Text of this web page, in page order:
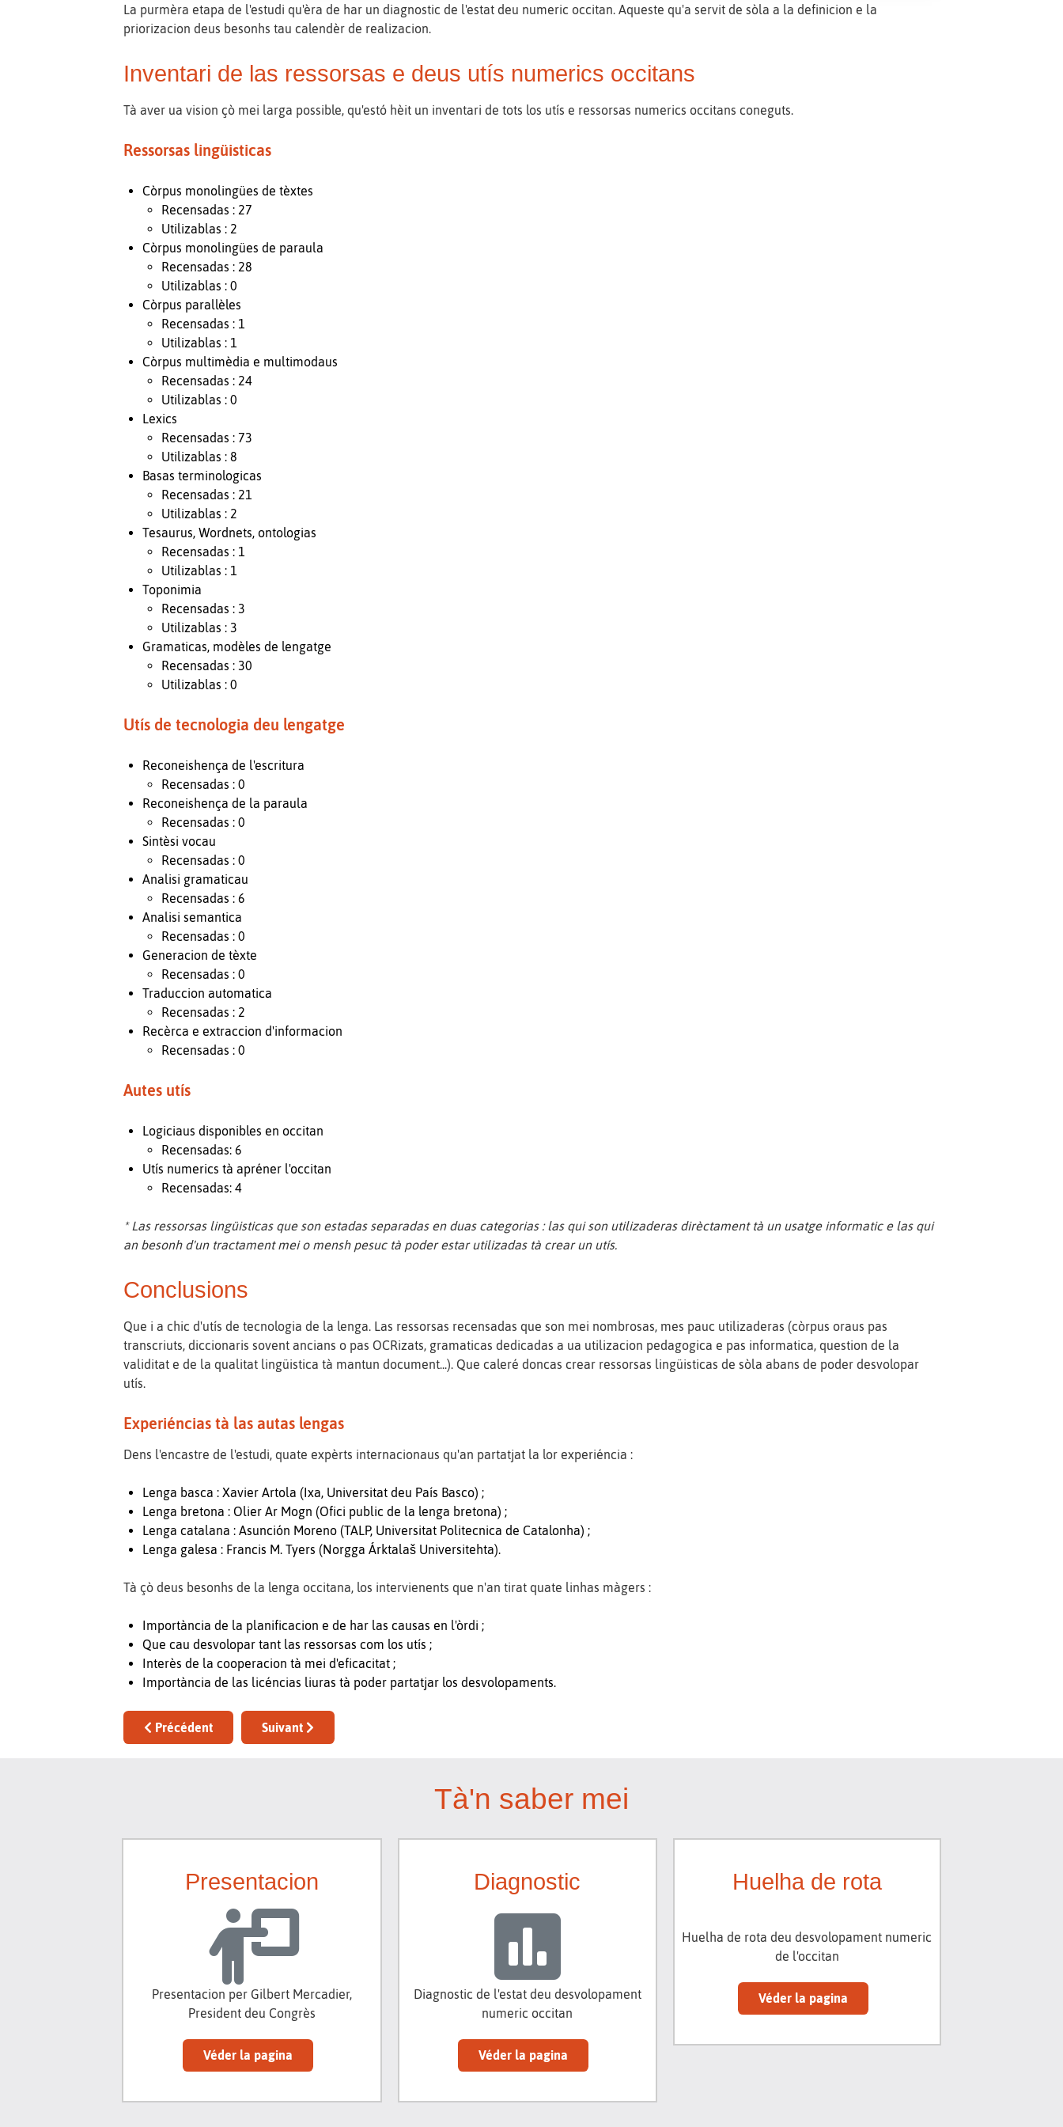
La purmèra etapa de l'estudi qu'èra de har un diagnostic de l'estat deu numeric occitan. Aqueste qu'a servit de sòla a la definicion e la
priorizacion deus besonhs tau calendèr de realizacion.
Inventari de las ressorsas e deus utís numerics occitans
Tà aver ua vision çò mei larga possible, qu'estó hèit un inventari de tots los utís e ressorsas numerics occitans coneguts.
Ressorsas lingüisticas
Còrpus monolingües de tèxtes
Recensadas : 27
Utilizablas : 2
Còrpus monolingües de paraula
Recensadas : 28
Utilizablas : 0
Còrpus parallèles
Recensadas : 1
Utilizablas : 1
Còrpus multimèdia e multimodaus
Recensadas : 24
Utilizablas : 0
Lexics
Recensadas : 73
Utilizablas : 8
Basas terminologicas
Recensadas : 21
Utilizablas : 2
Tesaurus, Wordnets, ontologias
Recensadas : 1
Utilizablas : 1
Toponimia
Recensadas : 3
Utilizablas : 3
Gramaticas, modèles de lengatge
Recensadas : 30
Utilizablas : 0
Utís de tecnologia deu lengatge
Reconeishença de l'escritura
Recensadas : 0
Reconeishença de la paraula
Recensadas : 0
Sintèsi vocau
Recensadas : 0
Analisi gramaticau
Recensadas : 6
Analisi semantica
Recensadas : 0
Generacion de tèxte
Recensadas : 0
Traduccion automatica
Recensadas : 2
Recèrca e extraccion d'informacion
Recensadas : 0
Autes utís
Logiciaus disponibles en occitan
Recensadas: 6
Utís numerics tà apréner l'occitan
Recensadas: 4
* Las ressorsas lingüisticas que son estadas separadas en duas categorias : las qui son utilizaderas dirèctament tà un usatge informatic e las qui
an besonh d'un tractament mei o mensh pesuc tà poder estar utilizadas tà crear un utís.
Conclusions
Que i a chic d'utís de tecnologia de la lenga. Las ressorsas recensadas que son mei nombrosas, mes pauc utilizaderas (còrpus oraus pas
transcriuts, diccionaris sovent ancians o pas OCRizats, gramaticas dedicadas a ua utilizacion pedagogica e pas informatica, question de la
validitat e de la qualitat lingüistica tà mantun document...). Que caleré doncas crear ressorsas lingüisticas de sòla abans de poder desvolopar
utís.
Experiéncias tà las autas lengas
Dens l'encastre de l'estudi, quate expèrts internacionaus qu'an partatjat la lor experiéncia :
Lenga basca : Xavier Artola (Ixa, Universitat deu País Basco) ;
Lenga bretona : Olier Ar Mogn (Ofici public de la lenga bretona) ;
Lenga catalana : Asunción Moreno (TALP, Universitat Politecnica de Catalonha) ;
Lenga galesa : Francis M. Tyers (Norgga Árktalaš Universitehta).
Tà çò deus besonhs de la lenga occitana, los intervienents que n'an tirat quate linhas màgers :
Importància de la planificacion e de har las causas en l'òrdi ;
Que cau desvolopar tant las ressorsas com los utís ;
Interès de la cooperacion tà mei d'eficacitat ;
Importància de las licéncias liuras tà poder partatjar los desvolopaments.
Article précédent : Huelha de rota deu desvolopament numeric de l'occitan
Précédent Article suivant : Presentacion per Gilbert Mercadier, President deu Congrès
Suivant
Tà'n saber mei
Presentacion
Presentacion per Gilbert Mercadier,
President deu Congrès
Véder la pagina
Diagnostic
Diagnostic de l'estat deu desvolopament
numeric occitan
Véder la pagina
Huelha de rota
Huelha de rota deu desvolopament numeric
de l'occitan
Véder la pagina